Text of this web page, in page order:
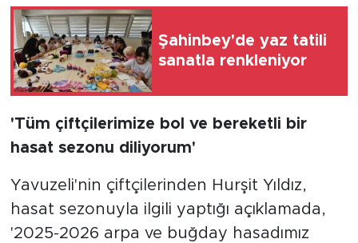
Şahinbey'de yaz tatili
sanatla renkleniyor
'Tüm çiftçilerimize bol ve bereketli bir
hasat sezonu diliyorum'
Yavuzeli'nin çiftçilerinden Hurşit Yıldız,
hasat sezonuyla ilgili yaptığı açıklamada,
'2025-2026 arpa ve buğday hasadımız